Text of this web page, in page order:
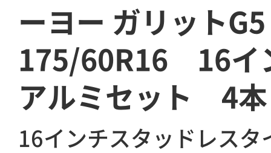
ーヨー ガリットG5
175/60R16 16イ
アルミセット 4本
16インチスタッドレスタ